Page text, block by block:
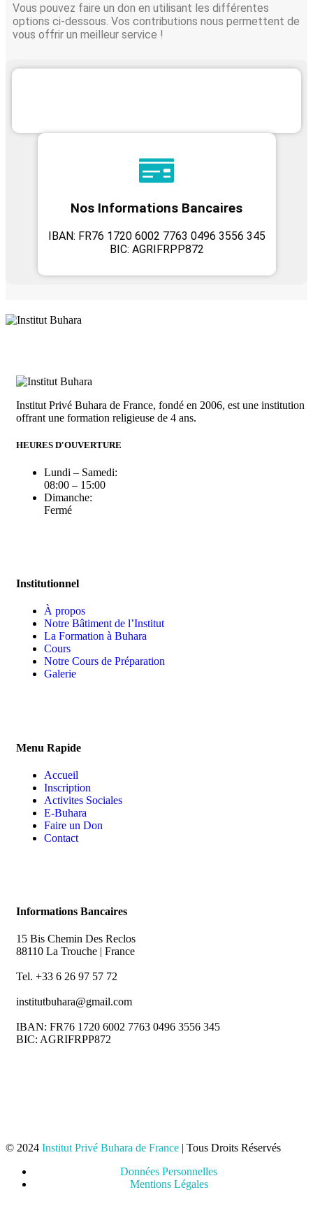
Vous pouvez faire un don en utilisant les différentes
options ci-dessous. Vos contributions nous permettent de
vous offrir un meilleur service !
Nos Informations Bancaires
IBAN: FR76 1720 6002 7763 0496 3556 345
BIC: AGRIFRPP872
Institut Privé Buhara de France, fondé en 2006, est une institution
offrant une formation religieuse de 4 ans.
HEURES D'OUVERTURE
Lundi – Samedi:
08:00 – 15:00
Dimanche:
Fermé
Institutionnel
À propos
Notre Bâtiment de l’Institut
La Formation à Buhara
Cours
Notre Cours de Préparation
Galerie
Menu Rapide
Accueil
Inscription
Activites Sociales
E-Buhara
Faire un Don
Contact
Informations Bancaires
15 Bis Chemin Des Reclos
88110 La Trouche | France
Tel. +33 6 26 97 57 72
institutbuhara@gmail.com
IBAN: FR76 1720 6002 7763 0496 3556 345
BIC: AGRIFRPP872
© 2024 Institut Privé Buhara de France | Tous Droits Réservés
Données Personnelles
Mentions Légales